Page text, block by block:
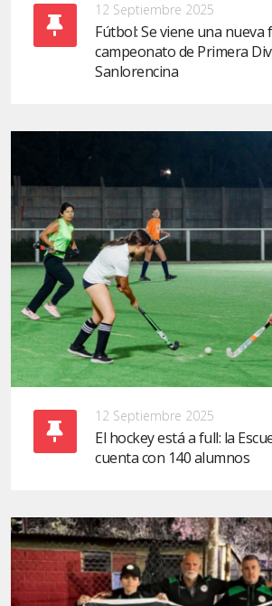
12 Septiembre 2025
Fútbol: Se viene una nueva
campeonato de Primera
Sanlorencina
12 Septiembre 2025
El hockey está a full: la
cuenta con 140 alumnos